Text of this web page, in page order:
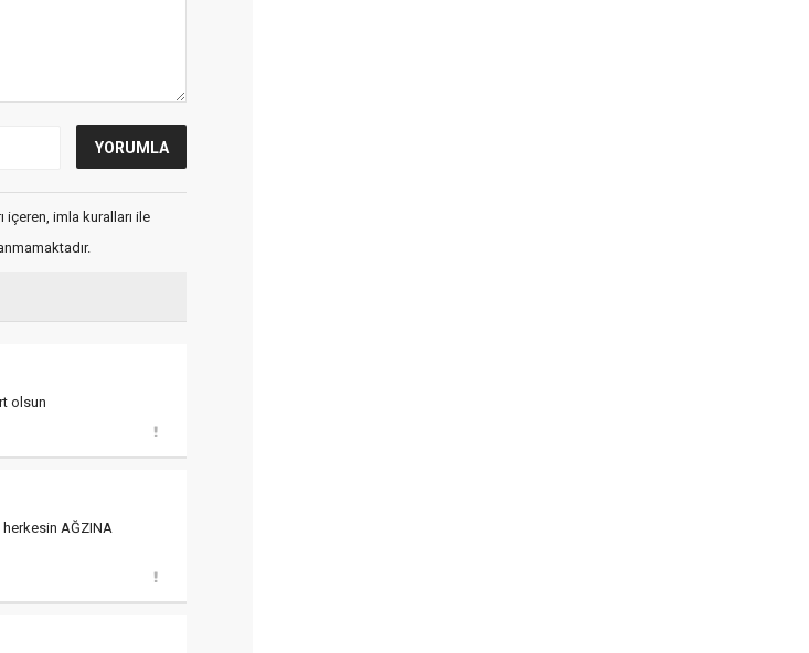
içeren, imla kuralları ile
olsun
herkesin AĞZINA